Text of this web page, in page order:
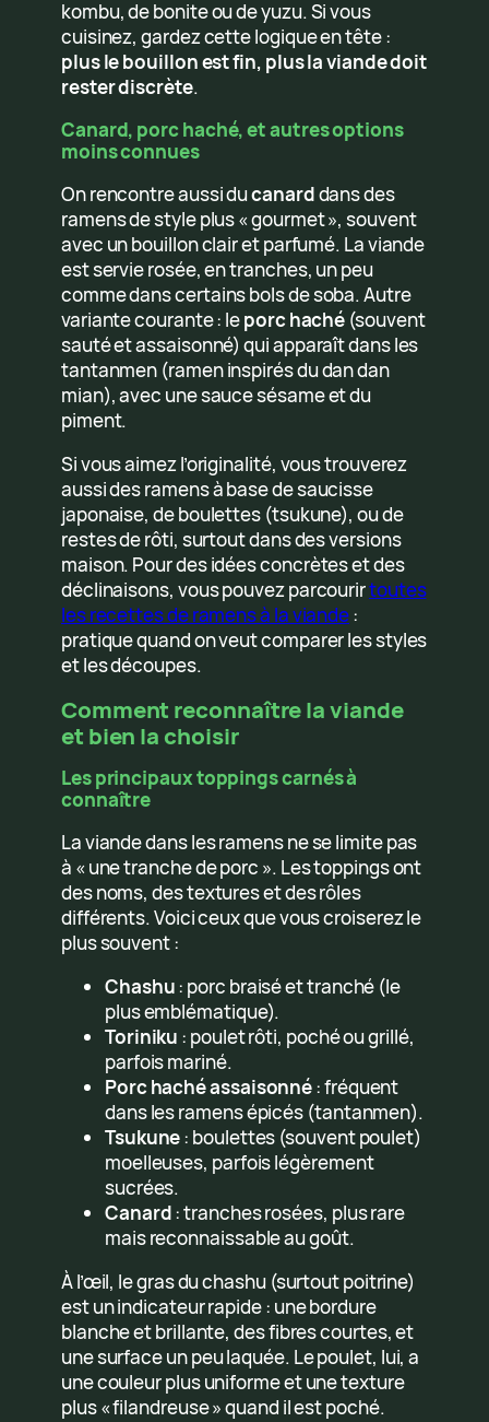
kombu, de bonite ou de yuzu. Si vous
cuisinez, gardez cette logique en tête :
plus le bouillon est fin, plus la viande doit
rester discrète.
Canard, porc haché, et autres options
moins connues
On rencontre aussi ducanarddans des
ramens de style plus « gourmet », souvent
avec un bouillon clair et parfumé. La viande
est servie rosée, en tranches, un peu
comme dans certains bols de soba. Autre
variante courante : leporc haché (souvent
sauté et assaisonné) qui apparaît dans les
tantanmen (ramen inspirés du dan dan
mian), avec une sauce sésame et du
piment.
Si vous aimez l’originalité, vous trouverez
aussi des ramens à base de saucisse
japonaise, de boulettes (tsukune), ou de
restes de rôti, surtout dans des versions
maison. Pour des idées concrètes et des
déclinaisons, vous pouvez parcourirtoutes
les recettes de ramens à la viande:
pratique quand on veut comparer les styles
et les découpes.
Comment reconnaître la viande
et bien la choisir
Les principaux toppings carnés à
connaître
La viande dans les ramens ne se limite pas
à « une tranche de porc ». Les toppings ont
des noms, des textures et des rôles
différents. Voici ceux que vous croiserez le
plus souvent :
Chashu: porc braisé et tranché (le
plus emblématique).
Toriniku : poulet rôti, poché ou grillé,
parfois mariné.
Porc haché assaisonné: fréquent
dans les ramens épicés (tantanmen).
Tsukune: boulettes (souvent poulet)
moelleuses, parfois légèrement
sucrées.
Canard: tranches rosées, plus rare
mais reconnaissable au goût.
À l’œil, le gras du chashu (surtout poitrine)
est un indicateur rapide : une bordure
blanche et brillante, des fibres courtes, et
une surface un peu laquée. Le poulet, lui, a
une couleur plus uniforme et une texture
plus « filandreuse » quand il est poché.